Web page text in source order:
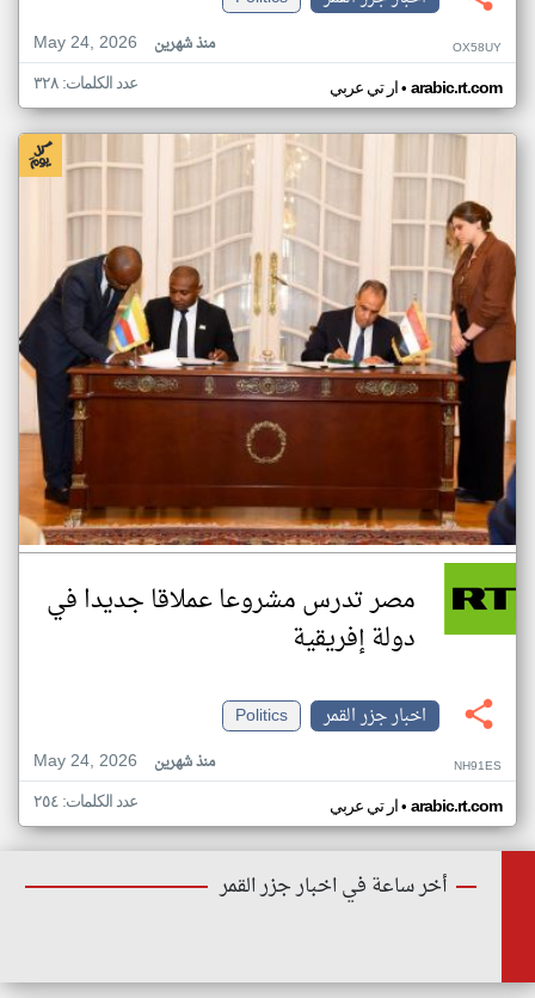
May 24, 2026
منذ شهرين OX58UY
ار تي عربي• arabic.rt.com عدد الكلمات: ٣٢٨
مصر تدرس مشروعا عملاقا جديدا في
دولة إفريقية
اخبار جزر القمر
Politics
May 24, 2026
منذ شهرين NH91ES
ار تي عربي• arabic.rt.com عدد الكلمات: ٢٥٤
أخر ساعة في اخبار جزر القمر